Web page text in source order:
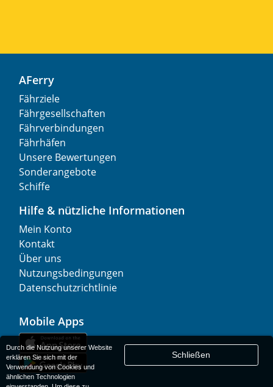
AFerry
Fährziele
Fährgesellschaften
Fährverbindungen
Fährhäfen
Unsere Bewertungen
Sonderangebote
Schiffe
Hilfe & nützliche Informationen
Mein Konto
Kontakt
Über uns
Nutzungsbedingungen
Datenschutzrichtlinie
Mobile Apps
Durch die Nutzung unserer Website
erklären Sie sich mit der
Verwendung von Cookies und
ähnlichen Technologien
Schließen